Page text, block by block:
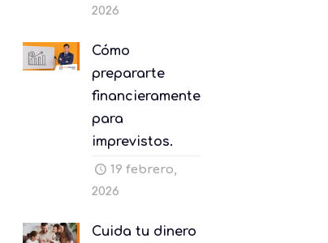
2026
Cómo
prepararte
financieramente
para
imprevistos.
19 febrero,
2026
Cuida tu dinero